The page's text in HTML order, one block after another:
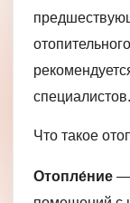
специалистов.
Что такое
Отопле́ние —